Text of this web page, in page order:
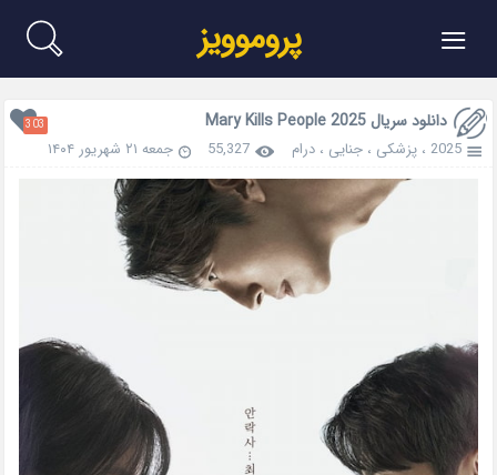
≡ پروموویز
دانلود سریال Mary Kills People 2025 303
2025 ،پزشکی ،جنایی ،درام 55,327 جمعه ۲۱ شهریور ۱۴۰۴